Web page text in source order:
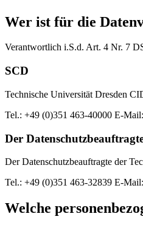
Wer ist für die
Verantwortlich i.S.d. Art. 4 Nr. 7
SCD
Technische Universität Dresden
Tel.: +49 (0)351 463-40000 E-Mail:
Der
Der Datenschutzbeauftragte der
Tel.: +49 (0)351 463-32839 E-Mail:
Welche